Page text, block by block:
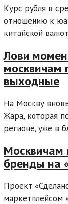
Курс рубля в
отношению к
китайской
Лови
москвичам
выходные
На Москву
Жара, которая
регионе, уже в
Москвичам
бренды на
Проект
маркетплейсом